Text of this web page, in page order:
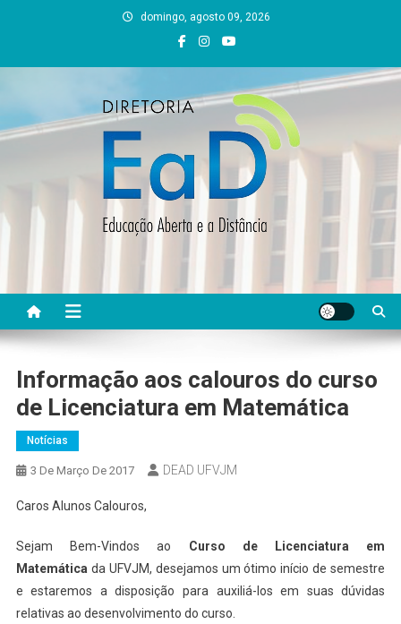
domingo, agosto 09, 2026
DEAD UFVJM
Informação aos calouros do curso
de Licenciatura em Matemática
Notícias
3 De Março De 2017 DEAD UFVJM
Caros Alunos Calouros,
Sejam Bem-Vindos ao Curso de Licenciatura em
Matemática da UFVJM, desejamos um ótimo início de semestre
e estaremos a disposição para auxiliá-los em suas dúvidas
relativas ao desenvolvimento do curso.